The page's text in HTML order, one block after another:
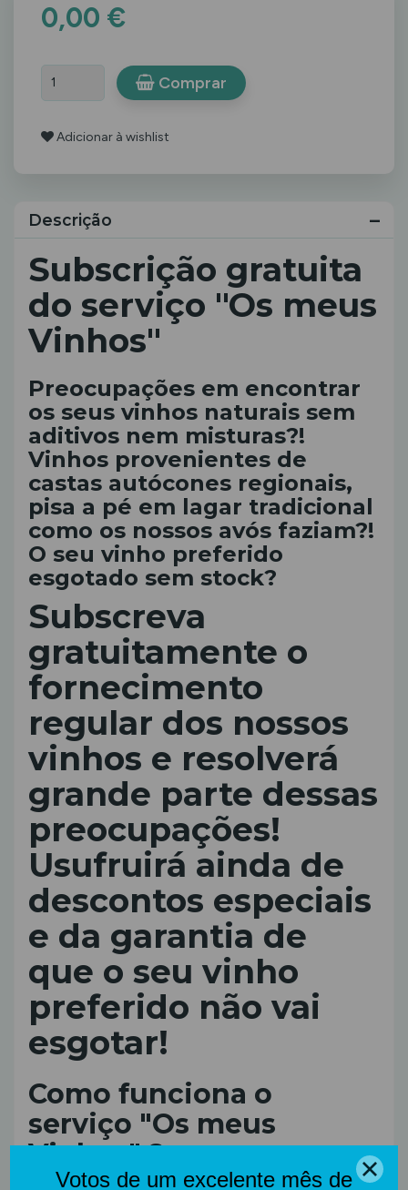
0,00 €
Comprar
Adicionar à wishlist
Descrição
Subscrição gratuita
do serviço "Os meus
Vinhos"
Preocupações em encontrar
os seus vinhos naturais sem
aditivos nem misturas?!
Vinhos provenientes de
castas autócones regionais,
pisa a pé em lagar tradicional
como os nossos avós faziam?!
O seu vinho preferido
esgotado sem stock?
Subscreva
gratuitamente o
fornecimento
regular dos nossos
vinhos e resolverá
grande parte dessas
preocupações!
Usufruirá ainda de
descontos especiais
e da garantia de
que o seu vinho
preferido não vai
esgotar!
Como funciona o
serviço "Os meus
Vinhos" ?: